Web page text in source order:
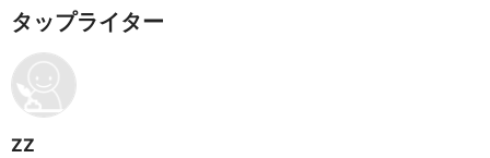
タップライター
ZZ